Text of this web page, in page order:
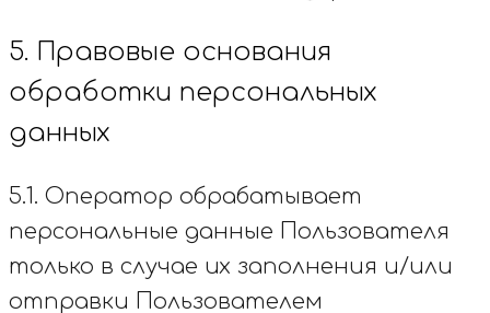
5. Правовые основания
обработки персональных
данных
5.1. Оператор обрабатывает
персональные данные Пользователя
только в случае их заполнения и/или
отправки Пользователем